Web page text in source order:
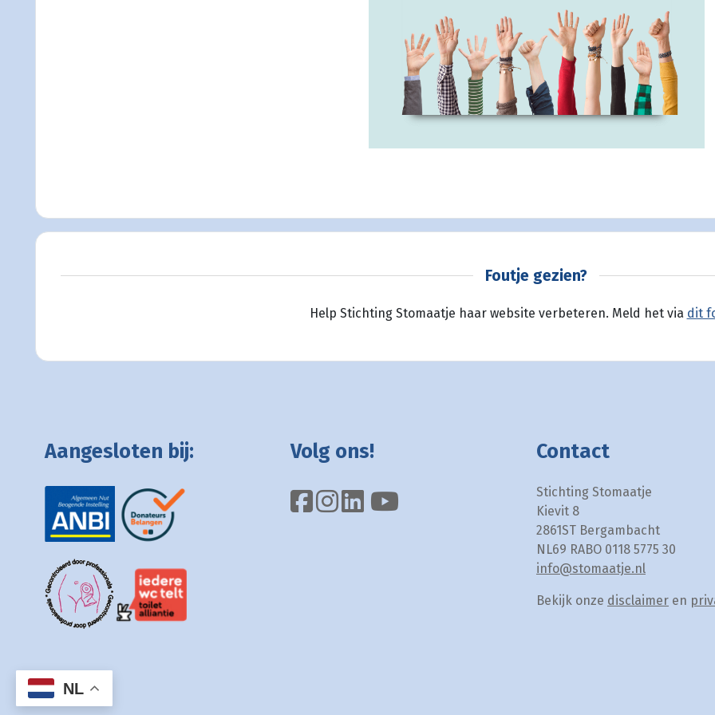
Foutje gezien?
Help Stichting Stomaatje haar website verbeteren. Meld het via dit
Aangesloten bij: Volg ons! Contact
Stichting Stomaatje
Kievit 8
2861ST Bergambacht
NL69 RABO 0118 5775 30
info@stomaatje.nl
Bekijk onze disclaimer en
NL